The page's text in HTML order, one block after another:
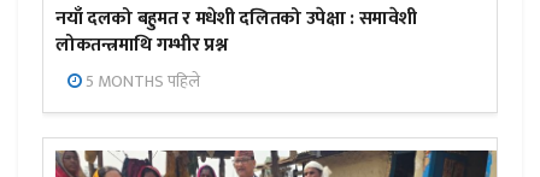
नयाँ दलको बहुमत र मधेशी दलितको उपेक्षा : समावेशी
लोकतन्त्रमाथि गम्भीर प्रश्न
5 MONTHS पहिले